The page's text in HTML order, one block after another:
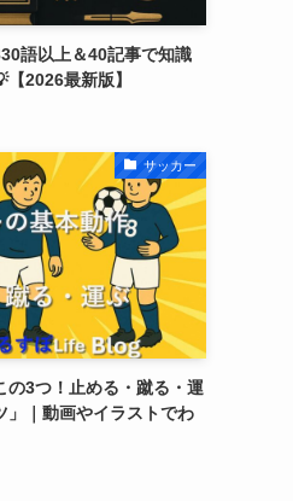
語以上＆40記事で知識
2026最新版】
サッカー
の3つ！止める・蹴る・運
」｜動画やイラストでわ